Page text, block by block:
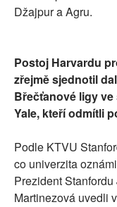
Džajpur a Agru.
Postoj Harvardu
zřejmě sjednotil
Břečťanové ligy
Yale, kteří odmítli
Podle KTVU
co univerzita
Prezident
Martinezová uvedli